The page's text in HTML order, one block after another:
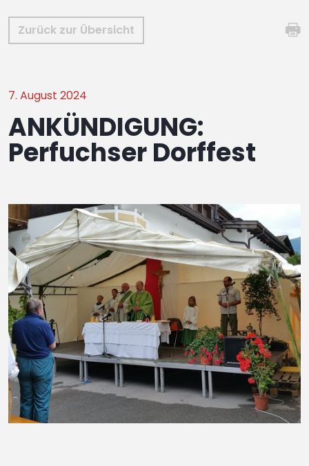
Zurück zur Übersicht
7. August 2024
ANKÜNDIGUNG:
Perfuchser Dorffest